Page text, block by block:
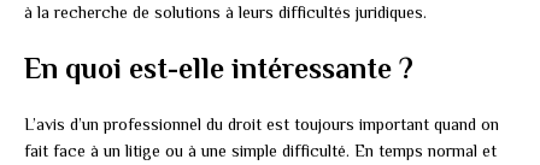
à la recherche de solutions à leurs difficultés juridiques.
En quoi est-elle intéressante ?
L’avis d’un professionnel du droit est toujours important quand on
fait face à un litige ou à une simple difficulté. En temps normal et